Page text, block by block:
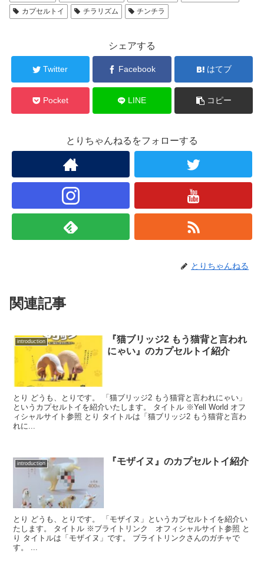
カプセルトイ
チラリズム チンチラ
シェアする
Twitter Facebook はてブ
Pocket LINE コピー
とりちゃんねるをフォローする
とりちゃんねる
関連記事
introduction
『猫ブリッジ2 もう猫背と言われ
にゃい』のカプセルトイ紹介
とり どうも、とりです。 「猫ブリッジ2 もう猫背と言われにゃい」
というカプセルトイを紹介いたします。 タイトル ※Yell World オフ
ィシャルサイト参照 とり タイトルは「猫ブリッジ2 もう猫背と言わ
れに...
introduction 『モザイヌ』のカプセルトイ紹介
とり どうも、とりです。 「モザイヌ」というカプセルトイを紹介い
たします。 タイトル ※ブライトリンク オフィシャルサイト参照 と
り タイトルは「モザイヌ」です。 ブライトリンクさんのガチャで
す。 ...